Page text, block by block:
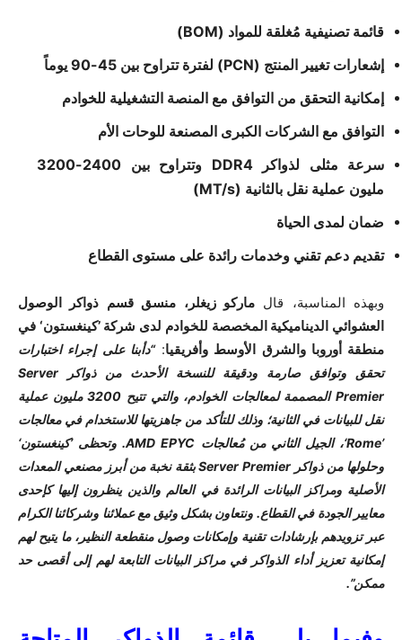
قائمة تصنيفية مُغلقة للمواد (BOM)
إشعارات تغيير المنتج (PCN) لفترة تتراوح بين 45-90 يوماً
إمكانية التحقق من التوافق مع المنصة التشغيلية للخوادم
التوافق مع الشركات الكبرى المصنعة للوحات الأم
سرعة مثلى لذواكر DDR4 وتتراوح بين 2400-3200
مليون عملية نقل بالثانية (MT/s)
ضمان لمدى الحياة
تقديم دعم تقني وخدمات رائدة على مستوى القطاع
وبهذه المناسبة، قالماركو زيغلر، منسق قسم ذواكر الوصول
العشوائي الديناميكية المخصصة للخوادم لدى شركة ’كينغستون‘ في
منطقة أوروبا والشرق الأوسط وأفريقيا:“دأبنا على إجراء اختبارات
تحقق وتوافق صارمة ودقيقة للنسخة الأحدث من ذواكر Server
Premier المصممة لمعالجات الخوادم، والتي تتيح 3200 مليون عملية
نقل للبيانات في الثانية؛ وذلك للتأكد من جاهزيتها للاستخدام في معالجات
’Rome‘، الجيل الثاني من مُعالجات AMD EPYC. وتحظى ’كينغستون‘
وحلولها من ذواكر Server Premier بثقة نخبة من أبرز مصنعي المعدات
الأصلية ومراكز البيانات الرائدة في العالم والذين ينظرون إليها كإحدى
معايير الجودة في القطاع. ونتعاون بشكل وثيق مع عملائنا وشركائنا الكرام
عبر تزويدهم بإرشادات تقنية وإمكانات وصول منقطعة النظير، ما يتيح لهم
إمكانية تعزيز أداء الذواكر في مراكز البيانات التابعة لهم إلى أقصى حد
ممكن”.